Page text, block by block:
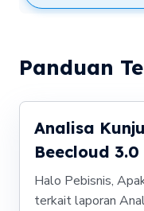
Panduan
Analisa
Beecloud 3.0
Halo Pebisnis,
terkait laporan